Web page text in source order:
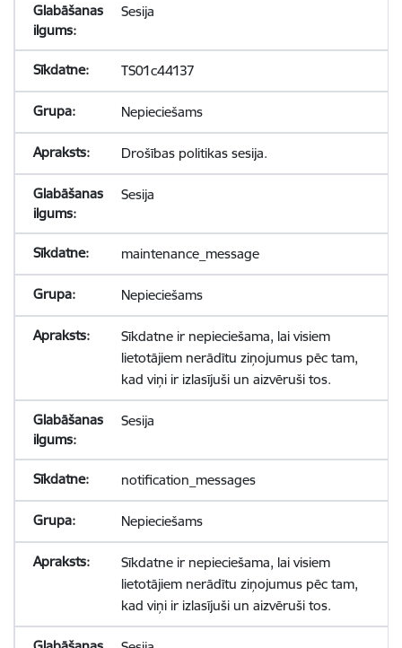
Sesija
TS01c44137
Nepieciešams
Drošības politikas sesija.
Sesija
maintenance_message
Nepieciešams
Sīkdatne ir nepieciešama, lai visiem
lietotājiem nerādītu ziņojumus pēc tam,
kad viņi ir izlasījuši un aizvēruši tos.
Sesija
notification_messages
Nepieciešams
Sīkdatne ir nepieciešama, lai visiem
lietotājiem nerādītu ziņojumus pēc tam,
kad viņi ir izlasījuši un aizvēruši tos.